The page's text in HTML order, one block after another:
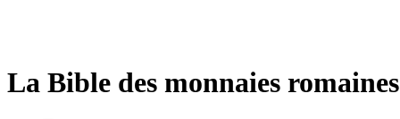
La Bible des monnaies